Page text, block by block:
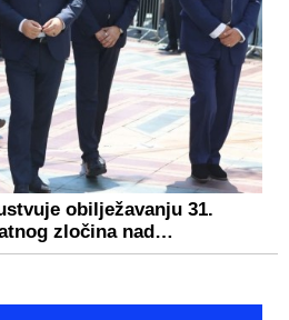
obilježavanju 31.
zločina nad…